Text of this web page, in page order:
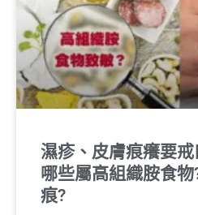
濕疹、皮膚痕癢要
哪些屬高組織胺食
痕?